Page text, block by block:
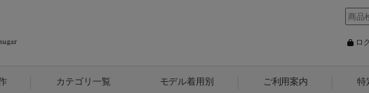
ロ
カテゴリ一覧 モデル着用別 ご利用案内 特